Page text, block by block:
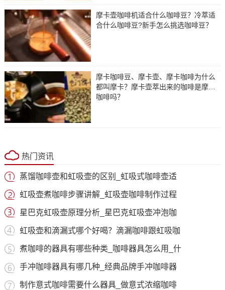
摩卡壶咖啡机适合什么咖啡豆？冷萃适
合什么咖啡豆?新手怎么挑选咖啡豆？
摩卡咖啡豆、摩卡壶、摩卡咖啡为什么
都叫摩卡？摩卡壶萃出来的咖啡是摩卡
咖啡吗？
热门资讯
蒸馏咖啡壶和虹吸壶的区别_虹吸式咖啡壶适
虹吸壶煮咖啡步骤讲解_虹吸壶咖啡制作过程
星巴克虹吸壶原理分析_星巴克虹吸壶冲泡咖
虹吸壶和滴漏式哪个好喝？滴漏咖啡跟虹吸咖
煮咖啡的器具有哪些种类_咖啡器具怎么用_什
手冲咖啡器具有哪几种_经典品牌手冲咖啡器
制作意式咖啡需要什么器具_做意式浓缩咖啡